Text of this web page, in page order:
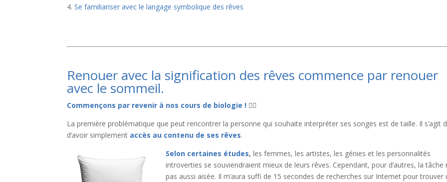
Se familiariser avec le langage symbolique des rêves
Renouer avec la signification des rêves commence par renouer
avec le sommeil.
Commençons par revenir à nos cours de biologie ! 🙋‍♀️
La première problématique que peut rencontrer la personne qui souhaite interpréter ses songes est de taille. Il s’agit
d’avoir simplement accès au contenu de ses rêves.
Selon certaines études, les femmes, les artistes, les génies et les personnalités
introverties se souviendraient mieux de leurs rêves. Cependant, pour d’autres, la tâche
pas aussi aisée. Il m’aura suffi de 15 secondes de recherches sur Internet pour trouver